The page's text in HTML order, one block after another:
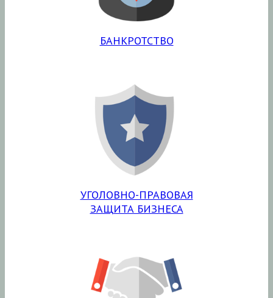
БАНКРОТСТВО
УГОЛОВНО-ПРАВОВАЯ
ЗАЩИТА БИЗНЕСА